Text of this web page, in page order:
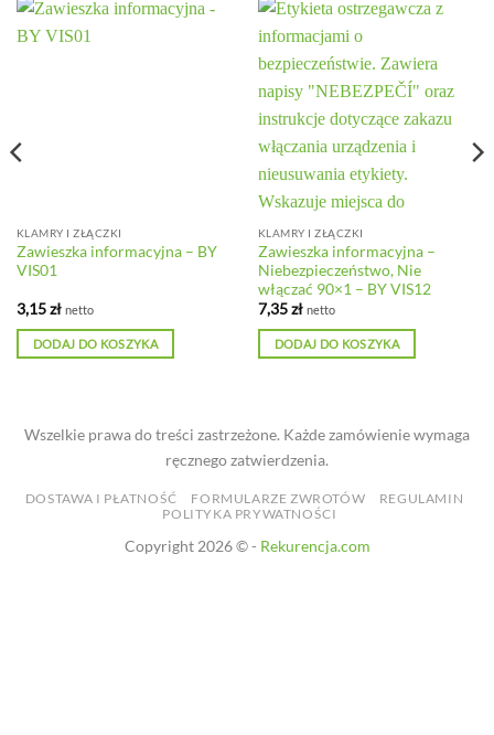
KLAMRY I ZŁĄCZKI
Zawieszka informacyjna – BY
VIS01
3,15zł netto
DODAJ DO KOSZYKA
KLAMRY I ZŁĄCZKI
Zawieszka informacyjna –
Niebezpieczeństwo, Nie
włączać 90×1 – BY VIS12
7,35zł netto
DODAJ DO KOSZYKA
Wszelkie prawa do treści zastrzeżone. Każde zamówienie wymaga
ręcznego zatwierdzenia.
DOSTAWA I PŁATNOŚĆ FORMULARZE ZWROTÓW
REGULAMIN
POLITYKA PRYWATNOŚCI
Copyright 2026 © - Rekurencja.com